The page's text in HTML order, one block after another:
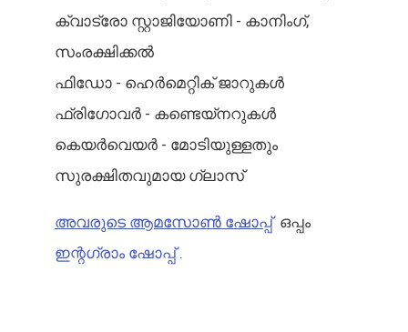
ക്വാട്രോ സ്റ്റാജിയോണി - കാനിംഗ്,
സംരക്ഷിക്കൽ
ഫിഡോ - ഹെർമെറ്റിക് ജാറുകൾ
ഫ്രിഗോവർ - കണ്ടെയ്നറുകൾ
കെയർവെയർ - മോടിയുള്ളതും
സുരക്ഷിതവുമായ ഗ്ലാസ്
അവരുടെ ആമസോൺ ഷോപ്പ്ഒപ്പം
ഇന്റഗ്രാം ഷോപ്പ്.